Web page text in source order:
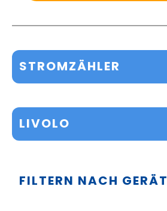
STROMZÄHLER
LIVOLO
FILTERN NACH GERÄT